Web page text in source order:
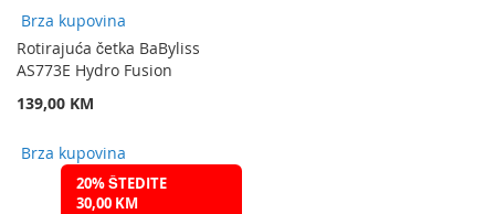
Brza kupovina
Rotirajuća četka BaByliss
AS773E Hydro Fusion
139,00 KM
Brza kupovina
20% ŠTEDITE
30,00 KM